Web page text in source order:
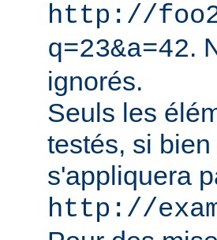
http://
q=23&a=42.
ignorés.
Seuls les
testés, si
s'appliquera
http://